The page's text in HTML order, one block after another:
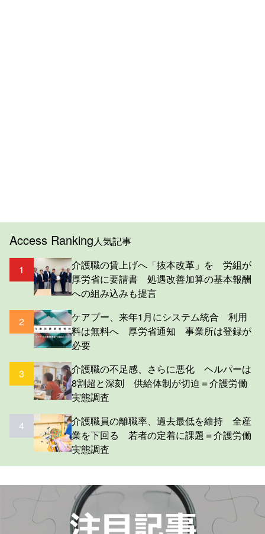
Access Ranking人気記事
1
介護職の賃上げへ「抜本改革」を 労組が
厚労省に要請書 処遇改善加算の基本報酬
への組み込みも提言
2
ケアプー、来年1月にシステム統合 利用
料は無料へ 厚労省通知 事業所は登録が
必要
3
介護職の不足感、さらに悪化 ヘルパーは
8割超と深刻 供給体制が切迫＝介護労働
実態調査
4
介護職員の離職率、過去最低を維持 全産
業を下回る 若者の定着に課題＝介護労働
実態調査